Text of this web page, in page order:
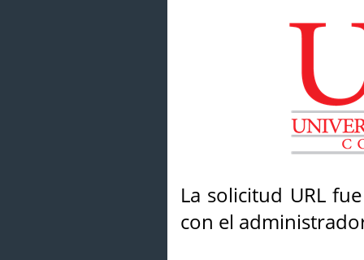
La solicitud URL
con el